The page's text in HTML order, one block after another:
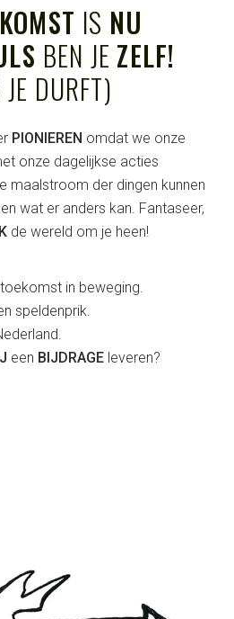
IS NU
BEN JE ZELF!
DURFT)
PIONIEREN omdat we onze
onze dagelijkse acties
maalstroom der dingen kunnen
wat er anders kan. Fantaseer,
de wereld om je heen!
in beweging.
speldenprik.
een BIJDRAGE leveren?